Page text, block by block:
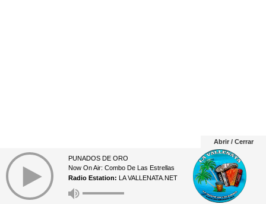
Abrir / Cerrar
PUÑADOS DE ORO
Now On Air: Combo De Las Estrellas
Radio Estation: LA VALLENATA.NET